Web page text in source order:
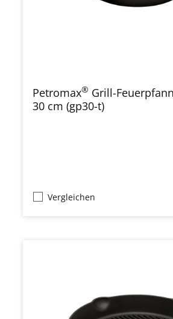
Petromax® Grill-
30 cm (gp30-t)
Vergleichen